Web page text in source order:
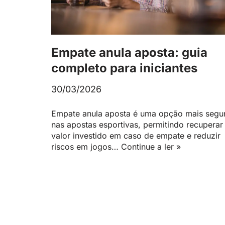
Empate anula aposta: guia
completo para iniciantes
30/03/2026
Empate anula aposta é uma opção mais
nas apostas esportivas, permitindo recuperar
valor investido em caso de empate e reduzir
riscos em jogos… Continue a ler »